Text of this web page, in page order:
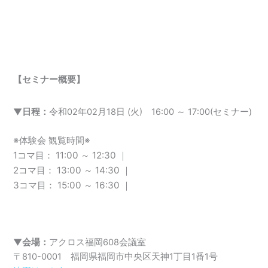
【セミナー概要】
▼日程：令和02年02月18日 (火) 16:00 ～ 17:00(セミナー)
※体験会 観覧時間※
1コマ目： 11:00 ～ 12:30 ｜
2コマ目： 13:00 ～ 14:30 ｜
3コマ目： 15:00 ～ 16:30 ｜
▼会場： アクロス福岡608会議室
〒810-0001 福岡県福岡市中央区天神1丁目1番1号